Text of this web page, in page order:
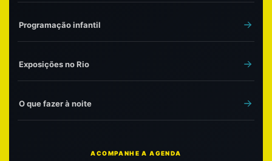
Programação infantil
Exposições no Rio
O que fazer à noite
ACOMPANHE A AGENDA